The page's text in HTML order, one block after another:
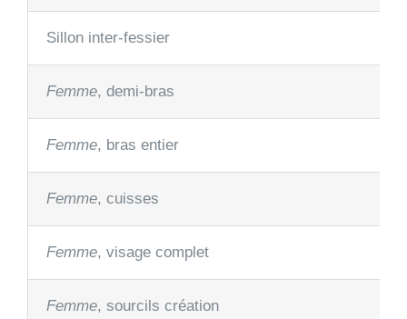
Sillon inter-fessier
Femme, demi-bras
Femme, bras entier
Femme, cuisses
Femme, visage complet
Femme, sourcils création